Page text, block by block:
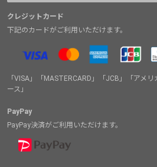
クレジットカード
下記のカードがご利用いただけます。
「VISA」「MASTERCARD」「JCB」「アメ
ース」
PayPay
PayPay決済がご利用いただけます。